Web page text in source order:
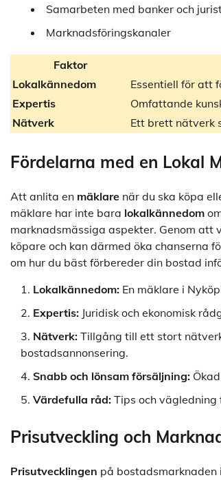
Samarbeten med banker och
Marknadsföringskanaler
Faktor
Lokalkännedom
Essentiell för att
Expertis
Omfattande
Nätverk
Ett brett nätverk
Fördelarna med en Lokal
Att anlita en mäklare när du ska köpa
mäklare har inte bara lokalkännedom
marknadsmässiga aspekter. Genom att
köpare och kan därmed öka chanserna
om hur du bäst förbereder din bostad
Lokalkännedom: En mäklare i
Expertis: Juridisk och ekonomisk
Nätverk: Tillgång till ett stort
bostadsannonsering.
Snabb och lönsam försäljning:
Värdefulla råd: Tips och
Prisutveckling och
Prisutvecklingen på bostadsmarknaden